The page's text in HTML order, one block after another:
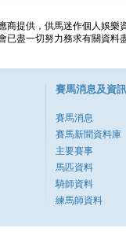
商提供，供馬迷作個人娛
已盡一切努力務求有關資
賽馬消息及資訊
賽馬消息
賽馬新聞資料庫
主要賽事
馬匹資料
騎師資料
練馬師資料